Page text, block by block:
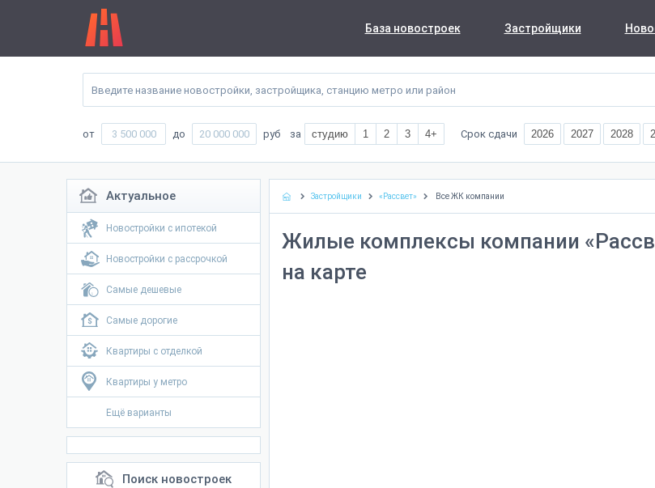
База новостроек Застройщики
от до руб за студию 1 2 3 4+ Срок сдачи 2026 2027 2028
Актуальное
Новостройки с ипотекой
Новостройки с рассрочкой
Самые дешевые
Самые дорогие
Квартиры с отделкой
Квартиры у метро
Ещё варианты
Поиск новостроек
Застройщики «Рассвет» Все ЖК компании
Жилые комплексы компании
на карте